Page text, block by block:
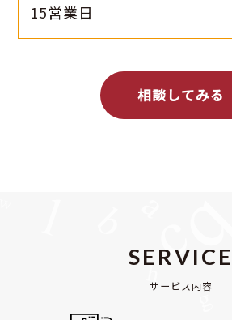
15営業日
相談してみる
SERVICE
サービス内容